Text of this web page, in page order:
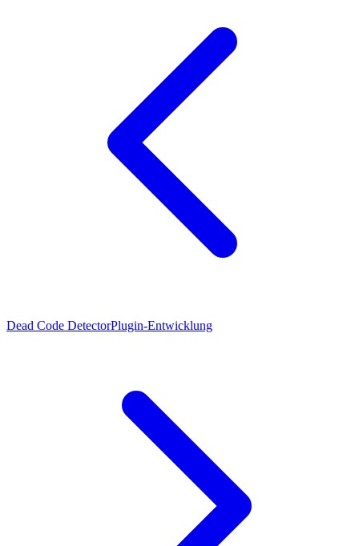
Dead Code DetectorPlugin-Entwicklung